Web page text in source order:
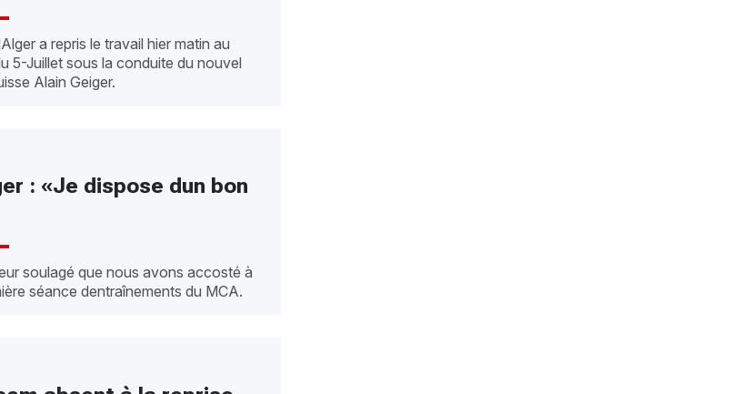
a repris le travail hier matin au
5-Juillet sous la conduite du nouvel
Alain Geiger.
: «Je dispose dun bon
soulagé que nous avons accosté à
séance dentraînements du MCA.